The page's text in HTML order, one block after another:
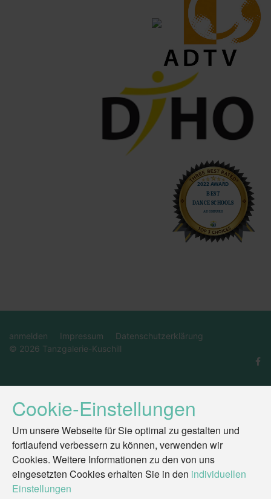
anmelden Impressum
Datenschutzerklärung
© 2026 Tanzgalerie-Kuschill
Cookie-Einstellungen
Um unsere Webseite für Sie optimal zu gestalten und
fortlaufend verbessern zu können, verwenden wir
Cookies. Weitere Informationen zu den von uns
eingesetzten Cookies erhalten Sie in den individuellen
Einstellungen